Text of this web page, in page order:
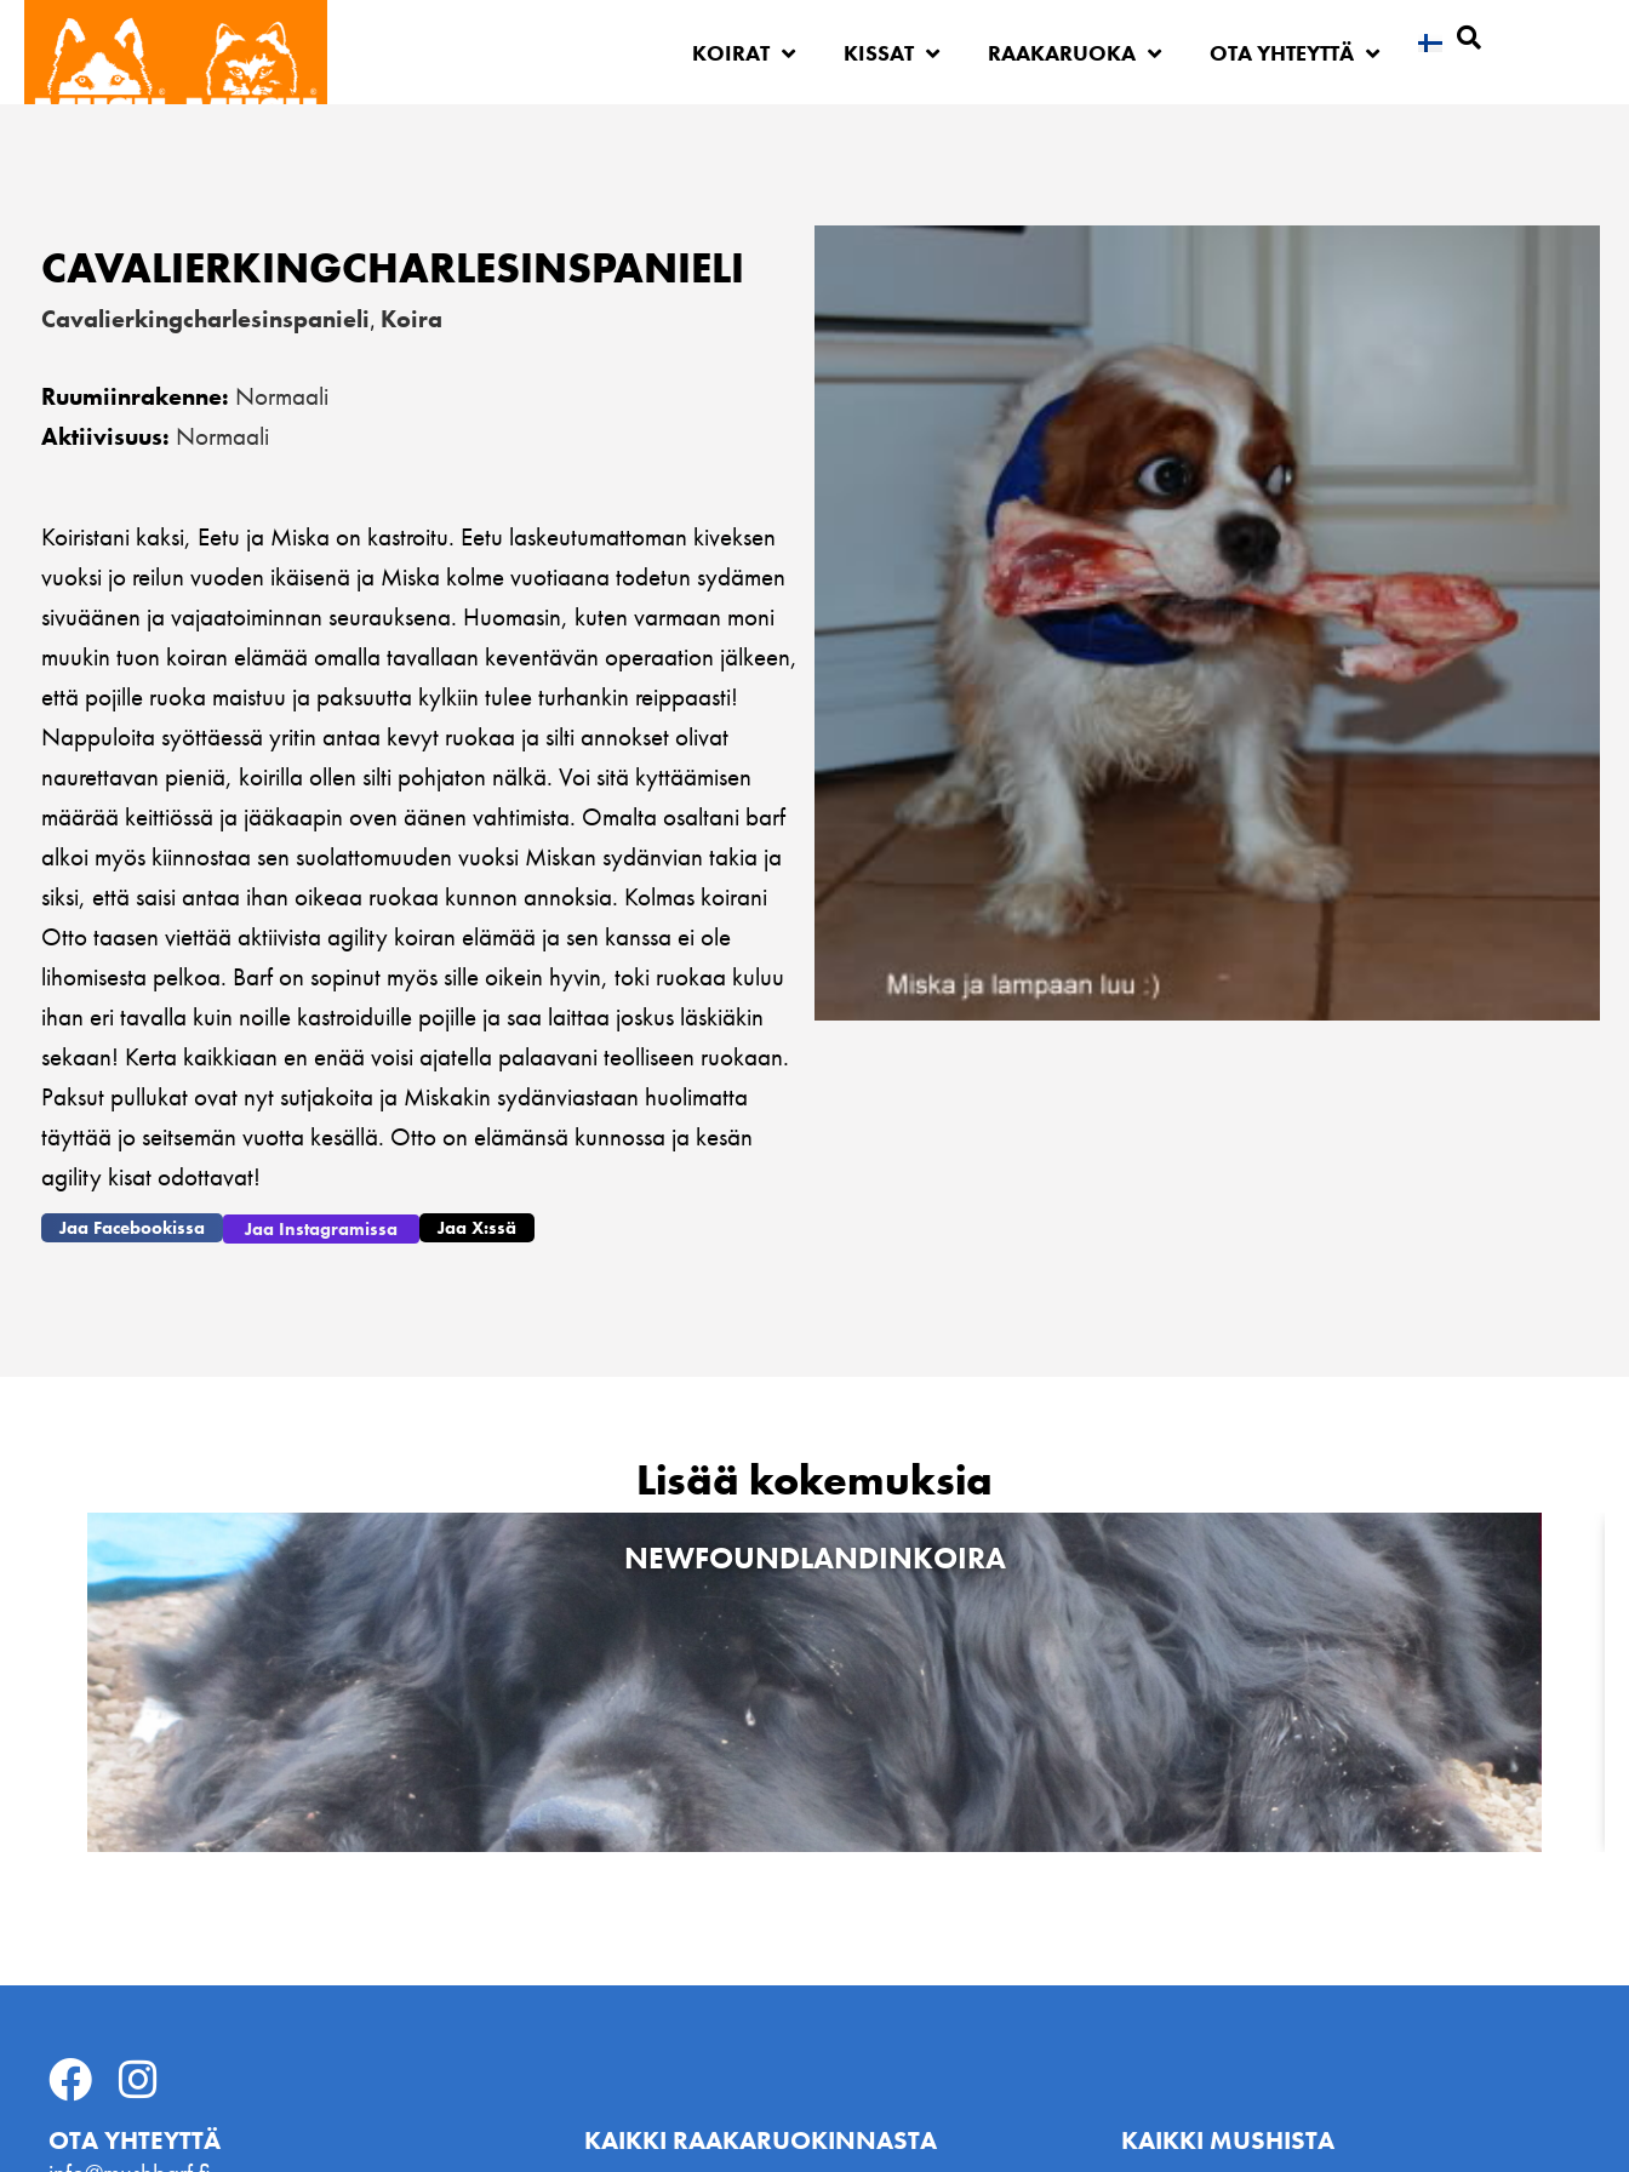
KOIRAT KISSAT RAAKARUOKA OTA YHTEYTTÄ
CAVALIERKINGCHARLESINSPANIELI
Cavalierkingcharlesinspanieli, Koira
Ruumiinrakenne: Normaali
Aktiivisuus: Normaali
Koiristani kaksi, Eetu ja Miska on kastroitu. Eetu laskeutumattoman kiveksen
vuoksi jo reilun vuoden ikäisenä ja Miska kolme vuotiaana todetun sydämen
sivuäänen ja vajaatoiminnan seurauksena. Huomasin, kuten varmaan moni
muukin tuon koiran elämää omalla tavallaan keventävän operaation jälkeen,
että pojille ruoka maistuu ja paksuutta kylkiin tulee turhankin reippaasti!
Nappuloita syöttäessä yritin antaa kevyt ruokaa ja silti annokset olivat
naurettavan pieniä, koirilla ollen silti pohjaton nälkä. Voi sitä kyttäämisen
määrää keittiössä ja jääkaapin oven äänen vahtimista. Omalta osaltani barf
alkoi myös kiinnostaa sen suolattomuuden vuoksi Miskan sydänvian takia ja
siksi, että saisi antaa ihan oikeaa ruokaa kunnon annoksia. Kolmas koirani
Otto taasen viettää aktiivista agility koiran elämää ja sen kanssa ei ole
lihomisesta pelkoa. Barf on sopinut myös sille oikein hyvin, toki ruokaa kuluu
ihan eri tavalla kuin noille kastroiduille pojille ja saa laittaa joskus läskiäkin
sekaan! Kerta kaikkiaan en enää voisi ajatella palaavani teolliseen ruokaan.
Paksut pullukat ovat nyt sutjakoita ja Miskakin sydänviastaan huolimatta
täyttää jo seitsemän vuotta kesällä. Otto on elämänsä kunnossa ja kesän
agility kisat odottavat!
Jaa Facebookissa Jaa Instagramissa Jaa X:ssä
Lisää kokemuksia
NEWFOUNDLANDINKOIRA
OTA YHTEYTTÄ
KAIKKI RAAKARUOKINNASTA KAIKKI MUSHISTA